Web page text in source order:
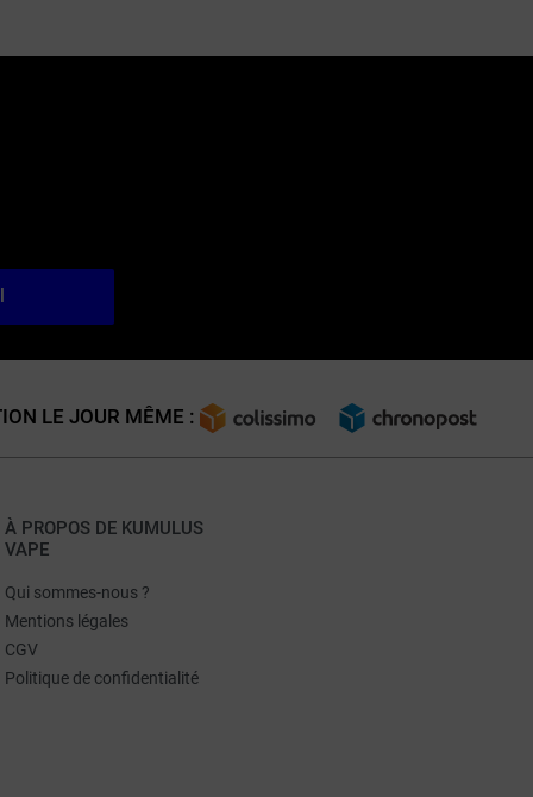
LE JOUR MÊME :
À PROPOS DE KUMULUS
VAPE
Qui sommes-nous ?
Mentions légales
CGV
Politique de confidentialité